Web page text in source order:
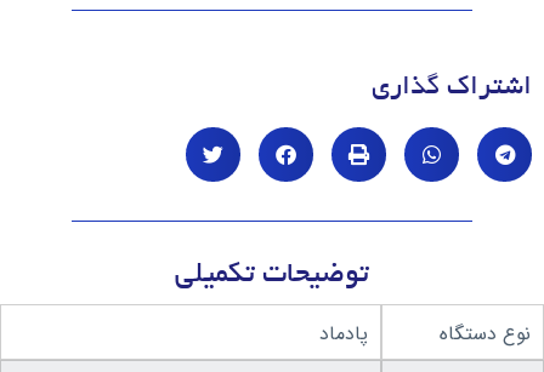
اشتراک گذاری
توضیحات تکمیلی
نوع دستگاه
پادماد